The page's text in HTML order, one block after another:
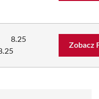
8.25
Zobacz